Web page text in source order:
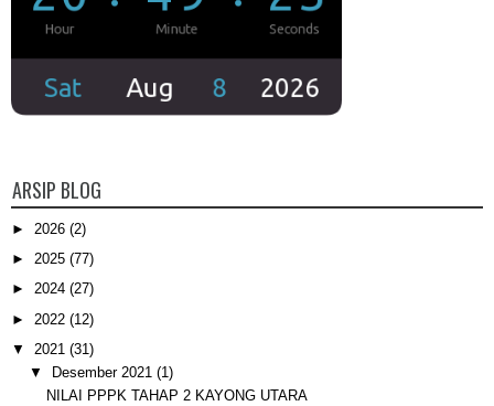
ARSIP BLOG
► 2026 (2)
► 2025 (77)
► 2024 (27)
► 2022 (12)
▼ 2021 (31)
▼
Desember 2021 (1)
NILAI PPPK TAHAP 2 KAYONG UTARA